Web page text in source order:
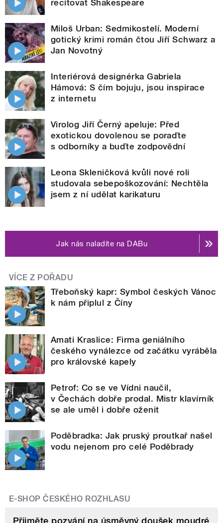
recitovat Shakespeare
Miloš Urban: Sedmikostelí. Moderní
gotický krimi román čtou Jiří Schwarz a
Jan Novotný
Interiérová designérka Gabriela
Hámová: S čím bojuju, jsou inspirace
z internetu
Virolog Jiří Černý apeluje: Před
exotickou dovolenou se poraďte
s odborníky a buďte zodpovědní
Leona Skleničková kvůli nové roli
studovala sebepoškozování: Nechtěla
jsem z ní udělat karikaturu
Jak nás naladíte na DABu
VÍCE Z POŘADU
Třeboňský kapr: Symbol českých Vánoc
k nám připlul z Číny
Amati Kraslice: Firma geniálního
českého vynálezce od začátku vyráběla
pro královské kapely
Petrof: Co se ve Vídni naučil,
v Čechách dobře prodal. Mistr klavírník
se ale uměl i dobře oženit
Poděbradka: Jak pruský proutkař našel
vodu nejenom pro celé Poděbrady
E-SHOP ČESKÉHO ROZHLASU
Přijměte pozvání na úsměvný doušek moudré